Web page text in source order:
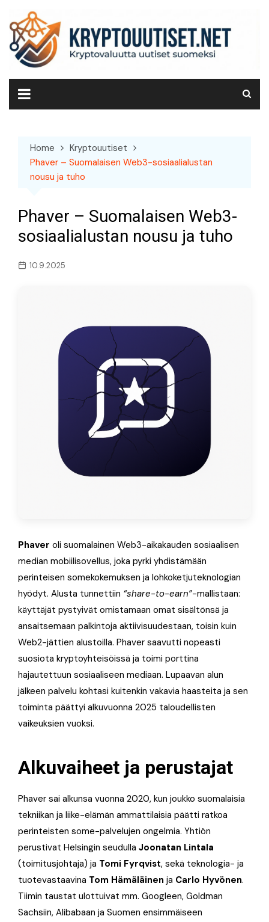
content
Home
Kryptouutiset
Phaver – Suomalaisen Web3-sosiaalialustan
nousu ja tuho
Phaver – Suomalaisen Web3-
sosiaalialustan nousu ja tuho
10.9.2025
Phaver oli suomalainen Web3-aikakauden sosiaalisen
median mobiilisovellus, joka pyrki yhdistämään
perinteisen somekokemuksen ja lohkoketjuteknologian
hyödyt. Alusta tunnettiin “share-to-earn”-mallistaan:
käyttäjät pystyivät omistamaan omat sisältönsä ja
ansaitsemaan palkintoja aktiivisuudestaan, toisin kuin
Web2-jättien alustoilla. Phaver saavutti nopeasti
suosiota kryptoyhteisöissä ja toimi porttina
hajautettuun sosiaaliseen mediaan. Lupaavan alun
jälkeen palvelu kohtasi kuitenkin vakavia haasteita ja sen
toiminta päättyi alkuvuonna 2025 taloudellisten
vaikeuksien vuoksi.
Alkuvaiheet ja perustajat
Phaver sai alkunsa vuonna 2020, kun joukko suomalaisia
tekniikan ja liike-elämän ammattilaisia päätti ratkoa
perinteisten some-palvelujen ongelmia. Yhtiön
perustivat Helsingin seudulla Joonatan Lintala
(toimitusjohtaja) ja Tomi Fyrqvist, sekä teknologia- ja
tuotevastaavina Tom Hämäläinen ja Carlo Hyvönen.
Tiimin taustat ulottuivat mm. Googleen, Goldman
Sachsiin, Alibabaan ja Suomen ensimmäiseen